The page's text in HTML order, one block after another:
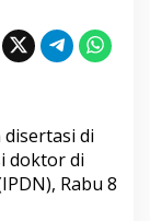
di
doktor di
Rabu 8